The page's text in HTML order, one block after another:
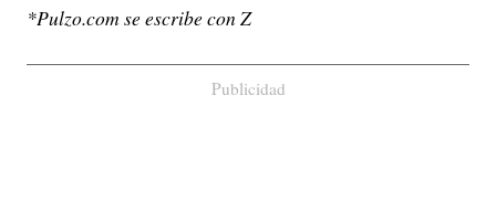
*Pulzo.com se escribe con Z
Publicidad